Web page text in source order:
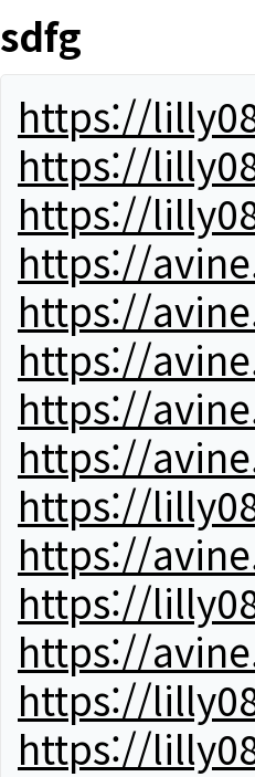
sdfg
https://
https://
https://
https://
https://
https://
https://
https://
https://
https://
https://
https://
https://
https://